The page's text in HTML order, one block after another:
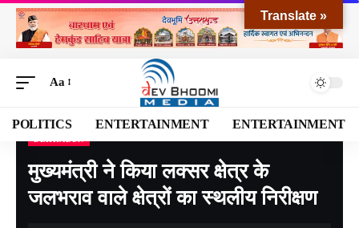
Aa
POLITICS ENTERTAINMENT ENTERTAINMENT
Devbhoomi Media >Blog>NATIONAL>UTTARAKHAND>
मुख्यमंत्री ने किया लक्सर क्षेत्र के
जलभराव वाले क्षेत्रों का स्थलीय निरीक्षण
Translate »